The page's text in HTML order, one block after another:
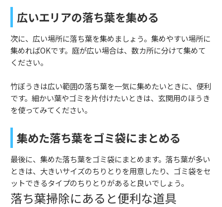
広いエリアの落ち葉を集める
次に、広い場所に落ち葉を集めましょう。集めやすい場所に
集めればOKです。庭が広い場合は、数カ所に分けて集めて
ください。
竹ぼうきは広い範囲の落ち葉を一気に集めたいときに、便利
です。細かい葉やゴミを片付けたいときは、玄関用のほうき
を使ってみてください。
集めた落ち葉をゴミ袋にまとめる
最後に、集めた落ち葉をゴミ袋にまとめます。落ち葉が多い
ときは、大きいサイズのちりとりを用意したり、ゴミ袋をセ
ットできるタイプのちりとりがあると良いでしょう。
落ち葉掃除にあると便利な道具